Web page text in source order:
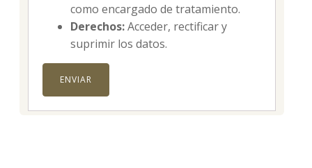
como encargado de tratamiento.
Derechos:Acceder, rectificar y
suprimir los datos.